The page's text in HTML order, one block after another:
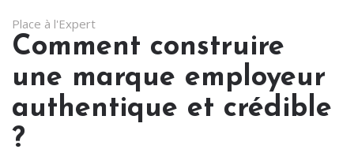
Place à l'Expert
Comment construire
une marque employeur
authentique et crédible
?